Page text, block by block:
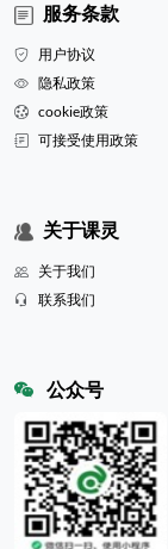
服务条款
用户协议
隐私政策
cookie政策
可接受使用政策
关于课灵
关于我们
联系我们
公众号